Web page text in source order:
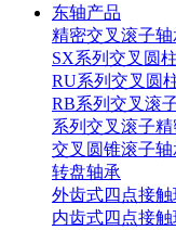
东轴产品
精密交叉滚子轴
SX系列交叉圆
RU系列交叉圆
RB系列交叉滚
系列交叉滚子
交叉圆锥滚子轴
转盘轴承
外齿式四点接
内齿式四点接